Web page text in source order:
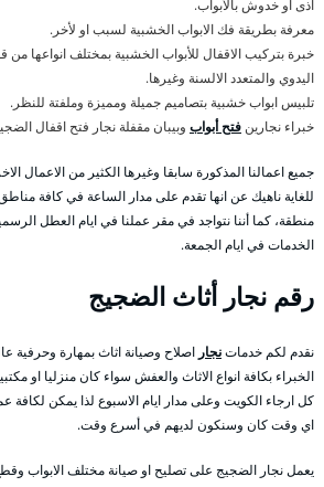
اذى او خدوش بالأبواب.
معرفة بطريقة فك الابواب الخشبية لسبب او لأخر.
خبرة بتركيب الاقفال للأبواب الخشبية بمختلف انواعها من
اليدوي والمتعدد الالسنة وغيرها.
تلبيس ابواب خشبية بتصاميم جميلة ومميزة وملفتة للنظر.
خبراء نجارين فتح أبواب وبيبان مقفلة نجار فتح اقفال
جميع اعمالنا المذكورة سابقا وغيرها الكثير من الاعمال
للغاية ناهيك عن انها تقدم على مدار الساعة في كافة
منطقة، كما أننا نتواجد في مقر عملنا في ايام العطل
الخدمات في ايام الجمعة.
رقم نجار أثاث الضجيج
نقدم لكم خدماتنجار اصلاح وصيانة اثاث بمهارة وحرفية
الخبراء بكافة انواع الاثاث والعفش سواء كان منزليا او
كل ارجاء الكويت وعلى مدار ايام الاسبوع لذا يمكن لكافة
اي وقت كان وسنكون لديهم في أسرع وقت.
يعمل نجار الضجيج على تصليح او صيانة مختلف الابواب